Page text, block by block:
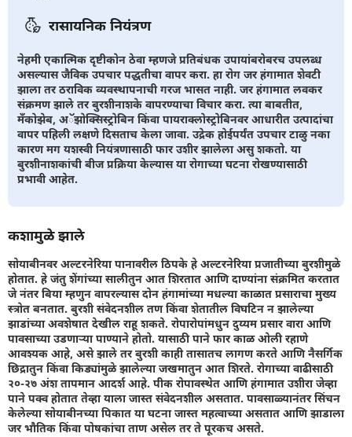
रासायनिक नियंत्रण
नेहमी एकात्मिक दृष्टीकोन ठेवा म्हणजे प्रतिबंधक उपायांबरोबरच उपलब्ध
असल्यास जैविक उपचार पद्धतीचा वापर करा. हा रोग जर हंगामात शेवटी
झाला तर ठराविक व्यवस्थापनाची गरज भासत नाही. जर हंगामात लवकर
संक्रमण झाले तर बुरशीनाशके वापरण्याचा विचार करा. त्या बाबतीत,
मँकोझेब, अॅझोक्सिस्ट्रोबिन किंवा पायराक्लोस्ट्रोबिनवर आधारीत उत्पादांचा
वापर पहिली लक्षणे दिसताच केला जावा. उद्रेक होईपर्यंत उपचार टाळु नका
कारण मग यशस्वी नियंत्रणासाठी फार उशीर झालेला असु शकतो. या
बुरशीनाशकांची बीज प्रक्रिया केल्यास या रोगाच्या घटना रोखण्यासाठी
प्रभावी आहेत.
कशामुळे झाले
सोयाबीनवर अल्टरनेरिया पानावरील ठिपके हे अल्टरनेरिया प्रजातीच्या बुरशीमुळे
होतात. हे जंतु शेंगांच्या सालीतुन आत शिरतात आणि दाण्यांना संक्रमित करतात
जे नंतर बिया म्हणुन वापरल्यास दोन हंगामांच्या मधल्या काळात प्रसाराचा मुख्य
स्त्रोत बनतात. बुरशी संवेदनशील तण किंवा शेतातील विघटिन न झालेल्या
झाडांच्या अवशेषात देखील राहू शकते. रोपारोपांमधुन दुय्यम प्रसार वारा आणि
पावसाच्या उडणार्‍या पाण्याने होतो. यासाठी पाने फार काळ ओली रहाणे
आवश्यक आहे, असे झाले तर बुरशी काही तासातच लागण करते आणि नैसर्गिक
छिद्रातुन किंवा किड्यांमुळे झालेल्या जखमातुन आत शिरते. रोगाच्या वाढीसाठी
२०-२७ अंश तापमान आदर्श आहे. पीक रोपावस्थेत आणि हंगामात उशीरा जेव्हा
पाने पक्व होतात तेव्हा याला जास्त संवेदनशील असतात. पावसाळ्यानंतर सिंचन
केलेल्या सोयाबीनच्या पिकात या घटना जास्त महत्वाच्या असतात आणि झाडाला
जर भौतिक किंवा पोषकांचा ताण असेल तर ते पूरकच असते.